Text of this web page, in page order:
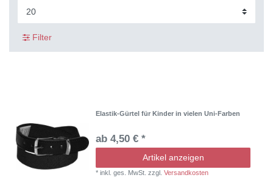
Filter
Elastik-Gürtel für Kinder in vielen Uni-Farben
ab 4,50 € *
Artikel anzeigen
*inkl. ges. MwSt. zzgl.Versandkosten